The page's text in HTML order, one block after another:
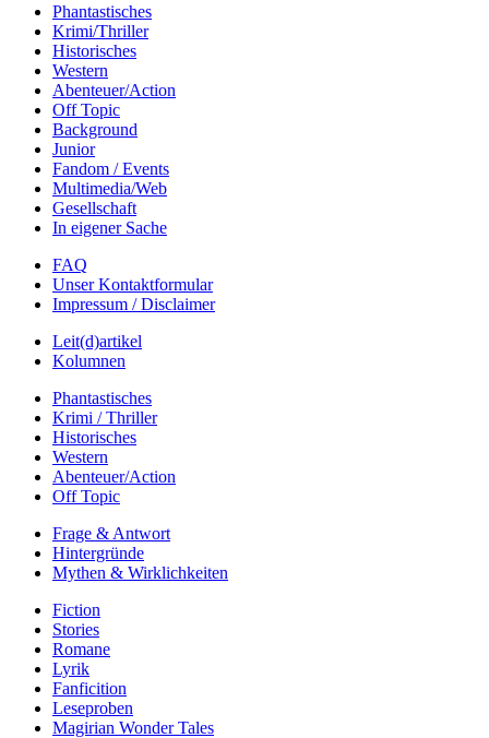
Phantastisches
Krimi/Thriller
Historisches
Western
Abenteuer/Action
Off Topic
Background
Junior
Fandom / Events
Multimedia/Web
Gesellschaft
In eigener Sache
FAQ
Unser Kontaktformular
Impressum / Disclaimer
Leit(d)artikel
Kolumnen
Phantastisches
Krimi / Thriller
Historisches
Western
Abenteuer/Action
Off Topic
Frage & Antwort
Hintergründe
Mythen & Wirklichkeiten
Fiction
Stories
Romane
Lyrik
Fanficition
Leseproben
Magirian Wonder Tales